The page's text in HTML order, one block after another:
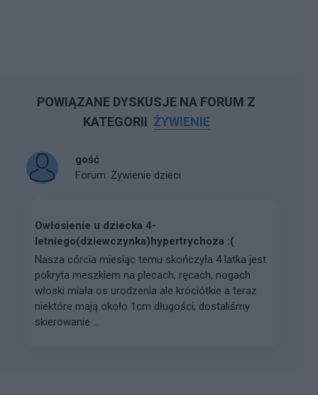
POWIĄZANE DYSKUSJE NA FORUM Z
KATEGORII ŻYWIENIE
gość
Forum: Żywienie dzieci
Owłosienie u dziecka 4-
letniego(dziewczynka)hypertrychoza :(
Nasza córcia miesiąc temu skończyła 4 latka jest
pokryta meszkiem na plecach, ręcach, nogach
włoski miała os urodzenia ale króciótkie a teraz
niektóre mają około 1cm długości, dostaliśmy
skierowanie ...